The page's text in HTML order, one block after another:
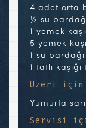
4 adet orta
½ su
1 yemek
5 yemek
1 su
1 tatlı kaşığı
Üzeri için
Yumurta
Servisi